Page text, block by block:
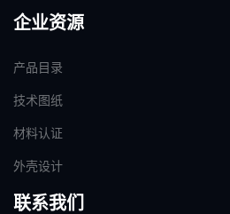
企业资源
产品目录
技术图纸
材料认证
外壳设计
联系我们